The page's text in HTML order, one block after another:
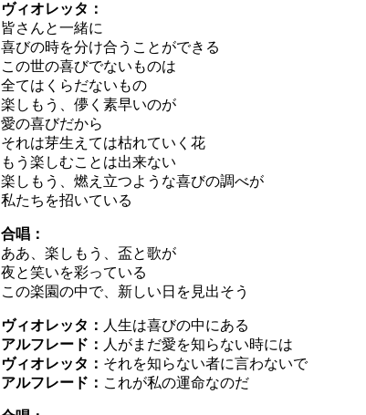
ヴィオレッタ：
皆さんと一緒に
喜びの時を分け合うことができる
この世の喜びでないものは
全てはくらだないもの
楽しもう、儚く素早いのが
愛の喜びだから
それは芽生えては枯れていく花
もう楽しむことは出来ない
楽しもう、燃え立つような喜びの調べが
私たちを招いている
合唱：
ああ、楽しもう、盃と歌が
夜と笑いを彩っている
この楽園の中で、新しい日を見出そう
ヴィオレッタ： 人生は喜びの中にある
アルフレード： 人がまだ愛を知らない時には
ヴィオレッタ： それを知らない者に言わないで
アルフレード： これが私の運命なのだ